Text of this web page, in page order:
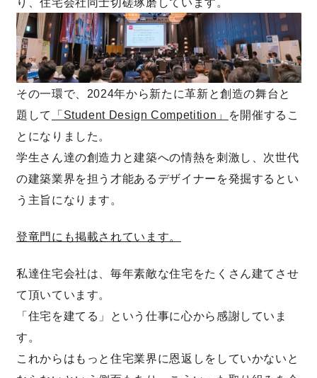
ラインナップ
Groovin’
nattoku住宅25周年記念モデル
Glass Arts
Blue Style
キママプラス
納得リフォームスタジオ
り、住宅会社同士切磋琢磨しています。
その一環で、2024年から新たに革新と創造の舞台と
題して
「Student Design Competition」
を開催するこ
とになりました。
学生さん達の創造力と建築への情熱を刺激し、次世代
の建築業界を担う才能あるデザイナーを発掘するとい
う主旨になります。
登竜門にも掲載されています。
私達住宅会社は、毎年素敵な住宅をたくさん建てさせ
て頂いています。
「住宅を建てる」という仕事に心から感謝していま
す。
これからはもっと住宅業界に恩返しをしていかないと